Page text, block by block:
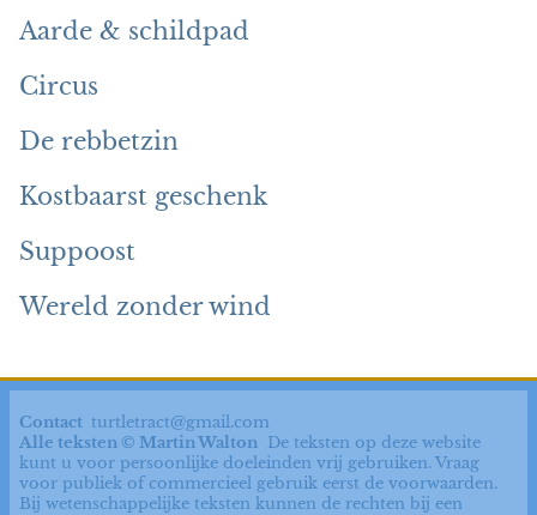
Aarde & schildpad
Circus
De rebbetzin
Kostbaarst geschenk
Suppoost
Wereld zonder wind
Contact turtletract@gmail.com
Alle teksten © Martin Walton De teksten op deze website
kunt u voor persoonlijke doeleinden vrij gebruiken. Vraag
voor publiek of commercieel gebruik eerst de voorwaarden.
Bij wetenschappelijke teksten kunnen de rechten bij een